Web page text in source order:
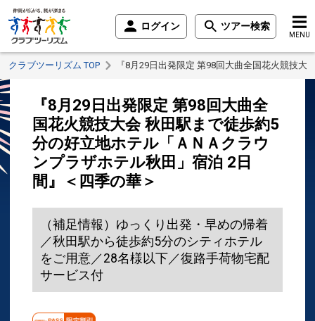
ログイン ツアー検索
MENU
クラブツーリズム TOP 『8月29日出発限定 第98回大曲全国花火競技
『8月29日出発限定 第98回大曲全
国花火競技大会 秋田駅まで徒歩約5
分の好立地ホテル「ＡＮＡクラウ
ンプラザホテル秋田」宿泊 2日
間』＜四季の華＞
（補足情報）ゆっくり出発・早めの帰着
／秋田駅から徒歩約5分のシティホテル
をご用意／28名様以下／復路手荷物宅配
サービス付